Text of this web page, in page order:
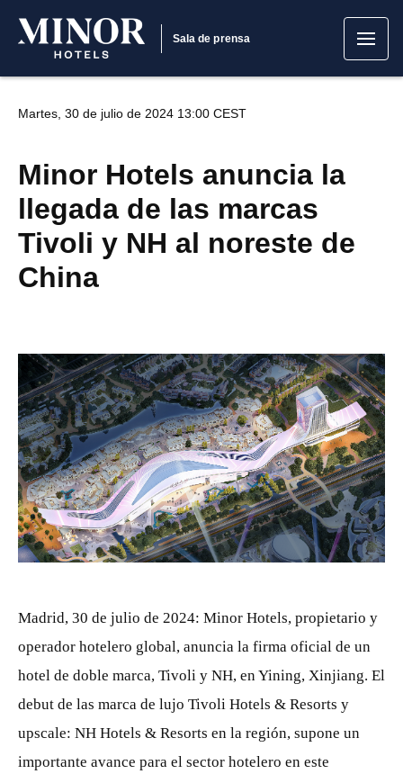
Sala de prensa
Martes, 30 de julio de 2024 13:00 CEST
Minor Hotels anuncia la
llegada de las marcas
Tivoli y NH al noreste de
China
JPG
Madrid, 30 de julio de 2024: Minor Hotels, propietario y
operador hotelero global, anuncia la firma oficial de un
hotel de doble marca, Tivoli y NH, en Yining, Xinjiang. El
debut de las marca de lujo Tivoli Hotels & Resorts y
upscale: NH Hotels & Resorts en la región, supone un
importante avance para el sector hotelero en este